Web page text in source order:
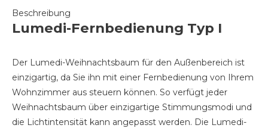
Beschreibung
Lumedi-Fernbedienung Typ I
Der Lumedi-Weihnachtsbaum für den Außenbereich ist
einzigartig, da Sie ihn mit einer Fernbedienung von Ihrem
Wohnzimmer aus steuern können. So verfügt jeder
Weihnachtsbaum über einzigartige Stimmungsmodi und
die Lichtintensität kann angepasst werden. Die Lumedi-